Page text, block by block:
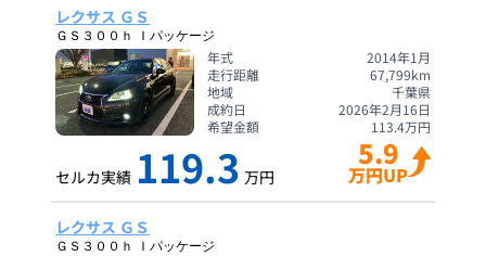
レクサス ＧＳ
ＧＳ３００ｈ Ｉパッケージ
年式
2014年1月
走行距離
67,799km
地域
千葉県
成約日
2026年2月16日
希望金額
113.4万円
セルカ実績 119.3 万円
5.9
万円UP
レクサス ＧＳ
ＧＳ３００ｈ Ｉパッケージ